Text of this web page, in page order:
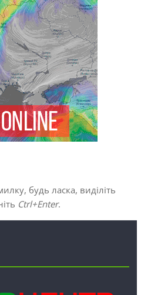
будь ласка, виділіть
Ctrl+Enter.